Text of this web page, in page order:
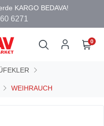
6271
0
WEIHRAUCH